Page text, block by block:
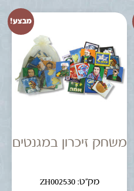
מבצע!
משחק זיכרון במגנטים
מק"ט: ZH002530